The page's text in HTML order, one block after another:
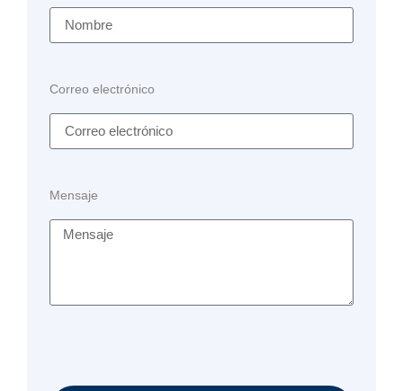
Correo electrónico
Mensaje